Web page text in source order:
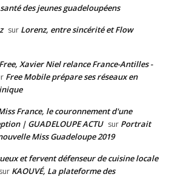
des jeunes guadeloupéens
sur Lorenz, entre sincérité et Flow
Xavier Niel relance France-Antilles -
Free Mobile prépare ses réseaux en
France, le couronnement d'une
| GUADELOUPE ACTU sur Portrait
Miss Guadeloupe 2019
et fervent défenseur de cuisine locale
sur KAOUVÉ, La plateforme des